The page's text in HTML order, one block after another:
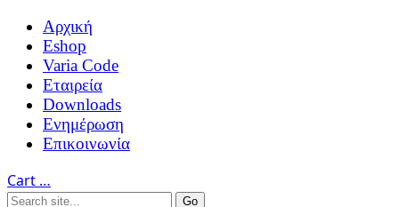
Αρχική
Eshop
Varia Code
Εταιρεία
Downloads
Ενημέρωση
Επικοινωνία
Cart …